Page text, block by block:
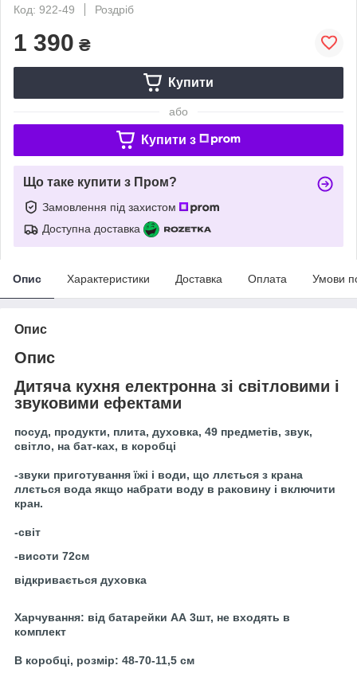
Код: 922-49
Роздріб
1 390 ₴
Купити
або
Купити з
Що таке купити з Пром?
Замовлення під захистом
Доступна доставка
Опис Характеристики Доставка Оплата Умови
Опис
Опис
Дитяча кухня електронна зі світловими і
звуковими ефектами
посуд, продукти, плита, духовка, 49 предметів, звук,
світло, на бат-ках, в коробці
-звуки приготування їжі і води, що ллється з крана
ллється вода якщо набрати воду в раковину і включити
кран.
-світ
-висоти 72см
відкривається духовка
Харчування: від батарейки АА 3шт, не входять в
комплект
В коробці, розмір: 48-70-11,5 см